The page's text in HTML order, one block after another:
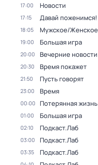
17:00 Новости
17:15 Давай поженимся!
18:05 Мужское/Женское
19:00 Большая игра
20:00 Вечерние новости
20:30 Время покажет
21:50 Пусть говорят
23:00 Время
00:00 Потерянная жизнь
01:00 Большая игра
02:10 Подкаст.Лаб
03:00 Подкаст.Лаб
03:35 Подкаст.Лаб